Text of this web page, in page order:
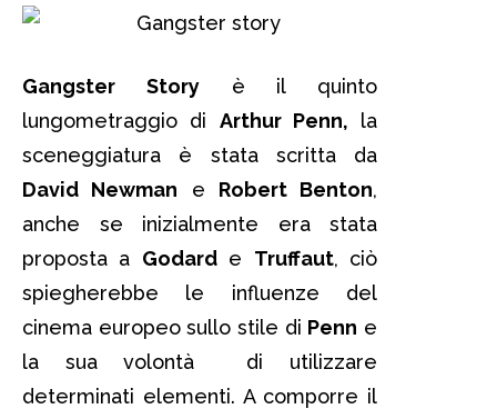
Gangster Storyè il quinto
lungometraggio di Arthur Penn, la
sceneggiatura è stata scritta da
David Newman e Robert Benton,
anche se inizialmente era stata
proposta a Godarde Truffaut, ciò
spiegherebbe le influenze del
cinema europeo sullo stile di Penn e
la sua volontà di utilizzare
determinati elementi. A comporre il